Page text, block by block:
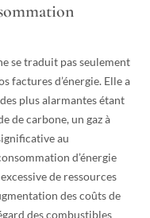
se traduit pas seulement
factures d’énergie. Elle a
plus alarmantes étant
de carbone, un gaz à
au
d’énergie
de ressources
des coûts de
des combustibles